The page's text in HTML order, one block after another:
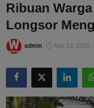
Ribuan
Longsor
admin Mar 23, 2026